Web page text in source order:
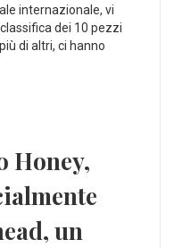
internazionale, vi
dei 10 pezzi
di altri, ci hanno
Honey,
un